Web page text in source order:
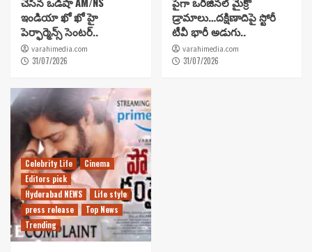
ఇండియా ఖో ఖో హై
పెర్ఫార్మెన్స్ సెంటర్..
varahimedia.com
31/07/2026
డ్రామాలు…దక్షిణాదిపై స్టోరీ
టీవీ భారీ అడుగు..
varahimedia.com
31/07/2026
Celebrity Life
Cinema
Editors pick
Hyderabad NEWS
Life style
press release
Top News
Trending